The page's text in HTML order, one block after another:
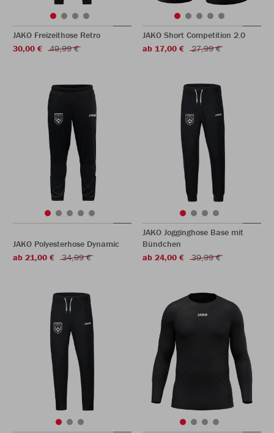
JAKO Freizeithose Retro
30,00 €
49,99 €
JAKO Short Competition 2.0
ab 17,00 €
27,99 €
JAKO Polyesterhose Dynamic
ab 21,00 €
34,99 €
JAKO Jogginghose Base mit
Bündchen
ab 24,00 €
39,99 €